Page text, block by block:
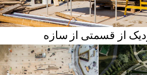
از قسمتی از سازه